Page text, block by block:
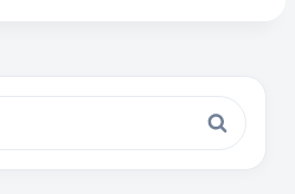
a
m
A
p
p